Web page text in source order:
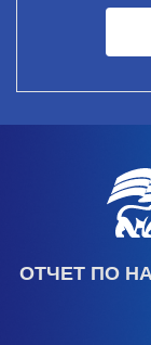
ОТЧЕТ ПО